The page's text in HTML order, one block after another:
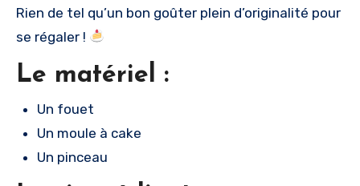
Rien de tel qu’un bon goûter plein d’originalité pour
se régaler !
Le matériel :
Un fouet
Un moule à cake
Un pinceau